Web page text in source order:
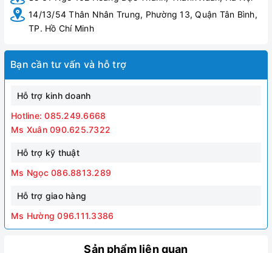
14/13/54 Thân Nhân Trung, Phường 13, Quận Tân Bình,
TP. Hồ Chí Minh
Bạn cần tư vấn và hỗ trợ
Hỗ trợ kinh doanh
Hotline: 085.249.6668
Ms Xuân 090.625.7322
Hỗ trợ kỹ thuật
Ms Ngọc 086.8813.289
Hỗ trợ giao hàng
Ms Hường 096.111.3386
Sản phẩm liên quan